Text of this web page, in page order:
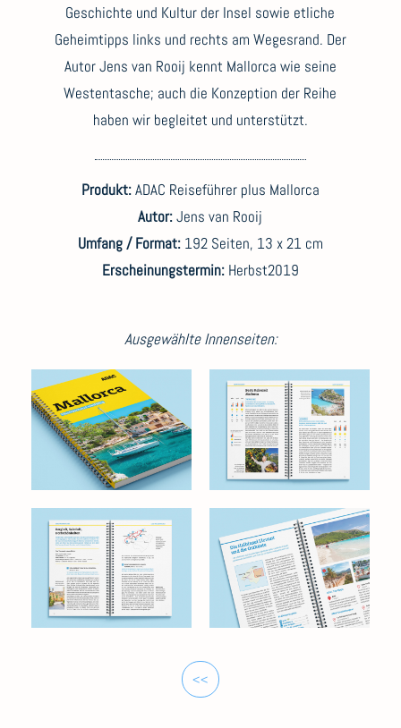
Geschichte und Kultur der Insel sowie etliche
Geheimtipps links und rechts am Wegesrand. Der
Autor Jens van Rooij kennt Mallorca wie seine
Westentasche; auch die Konzeption der Reihe
haben wir begleitet und unterstützt.
Produkt:ADAC Reiseführer plus Mallorca
Autor:Jens van Rooij
Umfang / Format: 192 Seiten, 13 x 21 cm
Erscheinungstermin: Herbst2019
Ausgewählte Innenseiten:
<<